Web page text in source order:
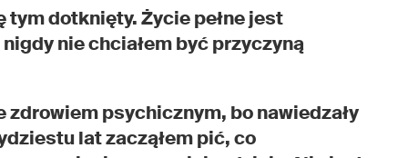
tym dotknięty. Życie pełne jest
nie chciałem być przyczyną
zdrowiem psychicznym, bo nawiedzały
lat zacząłem pić, co